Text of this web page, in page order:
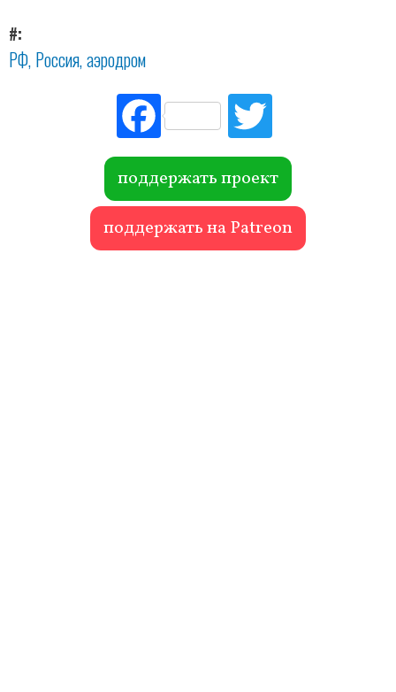
#
РФ Россия аэродром
Fac
ebo
ok r
поддержать проект
поддержать на Patreon